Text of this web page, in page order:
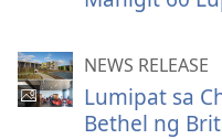
NEWS RELEASE
Lumipat sa
Bethel ng